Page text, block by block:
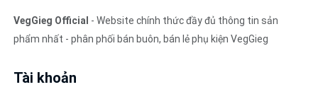
VegGieg Official - Website chính thức đầy đủ thông tin sản
phẩm nhất - phân phối bán buôn, bán lẻ phụ kiện VegGieg
Tài khoản